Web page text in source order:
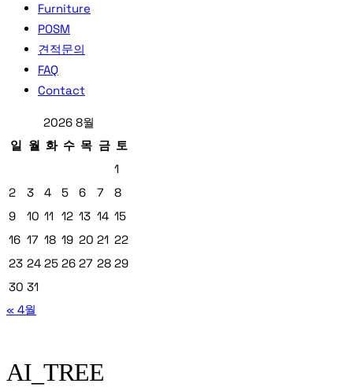
Furniture
POSM
견적문의
FAQ
Contact
2026 8월
일 월 화 수 목 금 토
1
2
3 4 5 6 7
8
9
10 11 12 13 14 15
16 17 18 19 20 21 22
23 24 25 26 27 28 29
30 31
« 4월
AI_TREE